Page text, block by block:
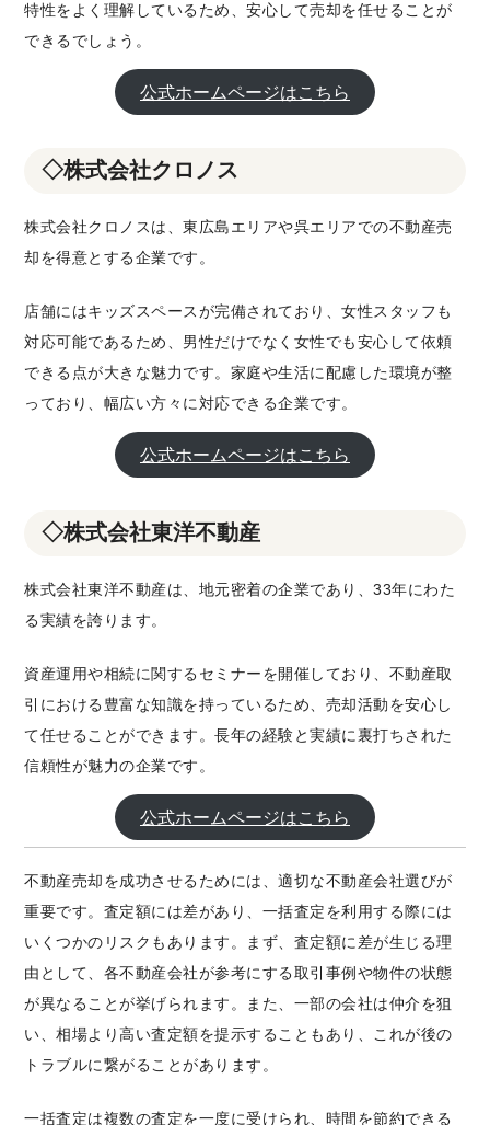
特性をよく理解しているため、安心して売却を任せることが
できるでしょう。
公式ホームページはこちら
◇株式会社クロノス
株式会社クロノスは、東広島エリアや呉エリアでの不動産売
却を得意とする企業です。
店舗にはキッズスペースが完備されており、女性スタッフも
対応可能であるため、男性だけでなく女性でも安心して依頼
できる点が大きな魅力です。家庭や生活に配慮した環境が整
っており、幅広い方々に対応できる企業です。
公式ホームページはこちら
◇株式会社東洋不動産
株式会社東洋不動産は、地元密着の企業であり、33年にわた
る実績を誇ります。
資産運用や相続に関するセミナーを開催しており、不動産取
引における豊富な知識を持っているため、売却活動を安心し
て任せることができます。長年の経験と実績に裏打ちされた
信頼性が魅力の企業です。
公式ホームページはこちら
不動産売却を成功させるためには、適切な不動産会社選びが
重要です。査定額には差があり、一括査定を利用する際には
いくつかのリスクもあります。まず、査定額に差が生じる理
由として、各不動産会社が参考にする取引事例や物件の状態
が異なることが挙げられます。また、一部の会社は仲介を狙
い、相場より高い査定額を提示することもあり、これが後の
トラブルに繋がることがあります。
一括査定は複数の査定を一度に受けられ、時間を節約できる